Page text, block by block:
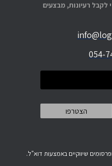
לקבל רעיונות, מבצעים
054-
שיווקיים באמצעות דוא"ל.